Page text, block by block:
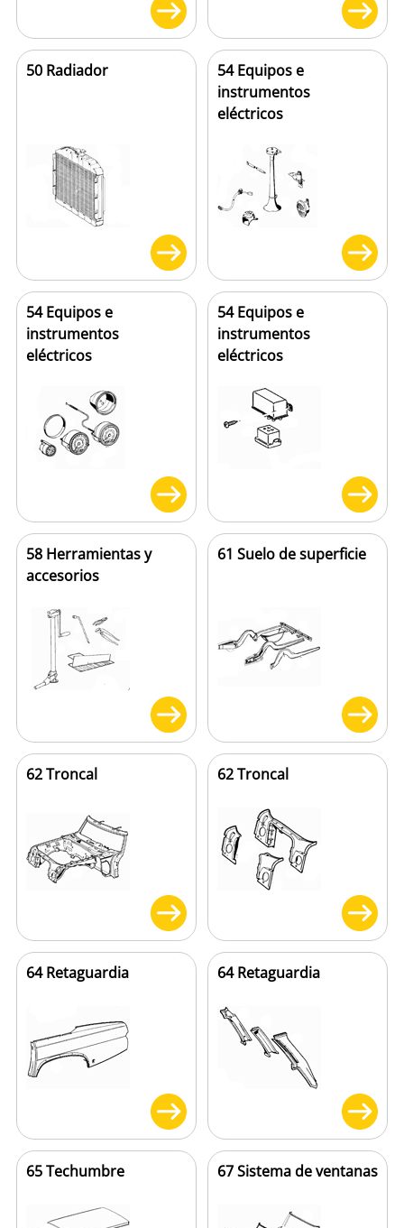
50 Radiador
54 Equipos e
instrumentos
eléctricos
54 Equipos e
instrumentos
eléctricos
54 Equipos e
instrumentos
eléctricos
58 Herramientas y
accesorios
61 Suelo de superficie
62 Troncal 62 Troncal
64 Retaguardia 64 Retaguardia
65 Techumbre 67 Sistema de ventanas